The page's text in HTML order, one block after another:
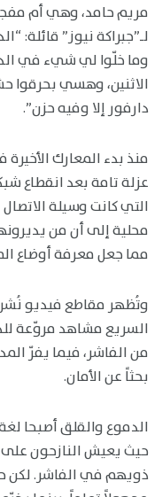
مريم حامد، وهي أم
لـ”جبراكة نيوز” قائلة:
وما خلّوا لي شيء في
الاثنين، وهسي
دارفور إلا وفيه حزن”.
منذ بدء المعارك
عزلة تامة بعد انقطاع
التي كانت وسيلة
محلية إلى أن من
مما جعل معرفة أوضاع
وتُظهر مقاطع فيديو
السريع مشاهد مروّعة
من الفاشر، فيما يفرّ
بحثاً عن الأمان.
الدموع والقلق أصبحا
حيث يعيش النازحون
ذويهم في الفاشر. لكن